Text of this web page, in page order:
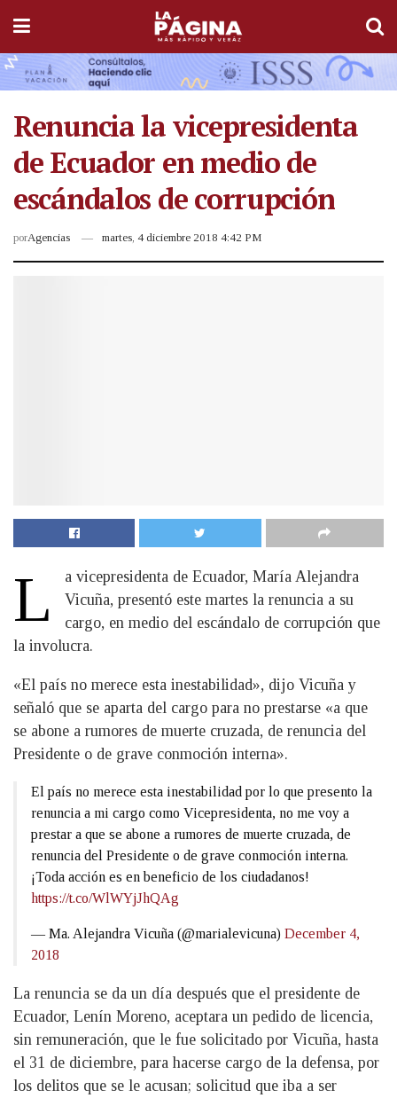
Renuncia la vicepresidenta
de Ecuador en medio de
escándalos de corrupción
porAgencias martes, 4 diciembre 2018 4:42 PM
L
a vicepresidenta de Ecuador, María Alejandra
Vicuña, presentó este martes la renuncia a su
cargo, en medio del escándalo de corrupción que
la involucra.
«El país no merece esta inestabilidad», dijo Vicuña y
señaló que se aparta del cargo para no prestarse «a que
se abone a rumores de muerte cruzada, de renuncia del
Presidente o de grave conmoción interna».
El país no merece esta inestabilidad por lo que presento la
renuncia a mi cargo como Vicepresidenta, no me voy a
prestar a que se abone a rumores de muerte cruzada, de
renuncia del Presidente o de grave conmoción interna.
¡Toda acción es en beneficio de los ciudadanos!
https://t.co/WlWYjJhQAg
— Ma. Alejandra Vicuña (@marialevicuna) December 4,
2018
La renuncia se da un día después que el presidente de
Ecuador, Lenín Moreno, aceptara un pedido de licencia,
sin remuneración, que le fue solicitado por Vicuña, hasta
el 31 de diciembre, para hacerse cargo de la defensa, por
los delitos que se le acusan; solicitud que iba a ser